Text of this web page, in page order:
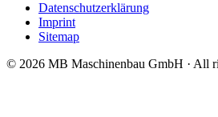
Datenschutzerklärung
Imprint
Sitemap
© 2026 MB Maschinenbau GmbH · All